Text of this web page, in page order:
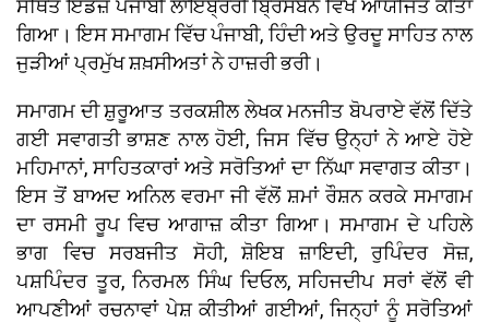
ਸਥਿਤ ਇੰਡੋਜ਼ ਪੰਜਾਬੀ ਲਾਇਬ੍ਰੇਰੀ ਬ੍ਰਿਸਬੇਨ ਵਿਖੇ ਆਯੋਜਿਤ ਕੀਤਾ
ਗਿਆ। ਇਸ ਸਮਾਗਮ ਵਿੱਚ ਪੰਜਾਬੀ, ਹਿੰਦੀ ਅਤੇ ਉਰਦੂ ਸਾਹਿਤ ਨਾਲ
ਜੁੜੀਆਂ ਪ੍ਰਮੁੱਖ ਸ਼ਖ਼ਸੀਅਤਾਂ ਨੇ ਹਾਜ਼ਰੀ ਭਰੀ।
ਸਮਾਗਮ ਦੀ ਸ਼ੁਰੂਆਤ ਤਰਕਸ਼ੀਲ ਲੇਖਕ ਮਨਜੀਤ ਬੋਪਰਾਏ ਵੱਲੋਂ ਦਿੱਤੇ
ਗਈ ਸਵਾਗਤੀ ਭਾਸ਼ਣ ਨਾਲ ਹੋਈ, ਜਿਸ ਵਿੱਚ ਉਨ੍ਹਾਂ ਨੇ ਆਏ ਹੋਏ
ਮਹਿਮਾਨਾਂ, ਸਾਹਿਤਕਾਰਾਂ ਅਤੇ ਸਰੋਤਿਆਂ ਦਾ ਨਿੱਘਾ ਸਵਾਗਤ ਕੀਤਾ।
ਇਸ ਤੋਂ ਬਾਅਦ ਅਨਿਲ ਵਰਮਾ ਜੀ ਵੱਲੋਂ ਸ਼ਮਾਂ ਰੌਸ਼ਨ ਕਰਕੇ ਸਮਾਗਮ
ਦਾ ਰਸਮੀ ਰੂਪ ਵਿਚ ਆਗਾਜ਼ ਕੀਤਾ ਗਿਆ। ਸਮਾਗਮ ਦੇ ਪਹਿਲੇ
ਭਾਗ ਵਿਚ ਸਰਬਜੀਤ ਸੋਹੀ, ਸ਼ੋਇਬ ਜ਼ਾਇਦੀ, ਰੁਪਿੰਦਰ ਸੋਜ਼,
ਪਸ਼ਪਿੰਦਰ ਤੂਰ, ਨਿਰਮਲ ਸਿੰਘ ਦਿਓਲ, ਸਹਿਜਦੀਪ ਸਰਾਂ ਵੱਲੋਂ ਵੀ
ਆਪਣੀਆਂ ਰਚਨਾਵਾਂ ਪੇਸ਼ ਕੀਤੀਆਂ ਗਈਆਂ, ਜਿਨ੍ਹਾਂ ਨੂੰ ਸਰੋਤਿਆਂ